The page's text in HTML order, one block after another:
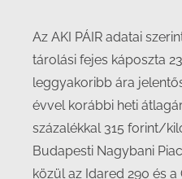
Az AKI PÁIR adatai
tárolási fejes káposzta
leggyakoribb ára
évvel korábbi heti
százalékkal 315 forint/
Budapesti Nagybani
közül az Idared 290 és a